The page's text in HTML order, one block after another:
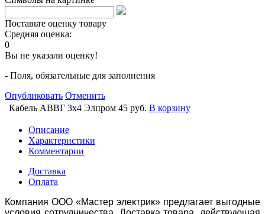
Поставьте оценку товару
Средняя оценка:
0
Вы не указали оценку!
- Поля, обязательные для заполнения
Опубликовать Отменить
Кабель АВВГ 3х4 Элпром 45 руб. В корзину
Описание
Характеристики
Комментарии
Доставка
Оплата
Компания ООО «Мастер электрик» предлагает выгодные